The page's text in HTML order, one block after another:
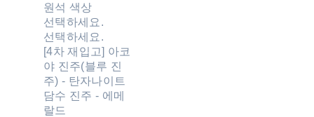
원석 색상
선택하세요.
선택하세요.
[4차 재입고] 아코
야 진주(블루 진
주) - 탄자나이트
담수 진주 - 에메
랄드